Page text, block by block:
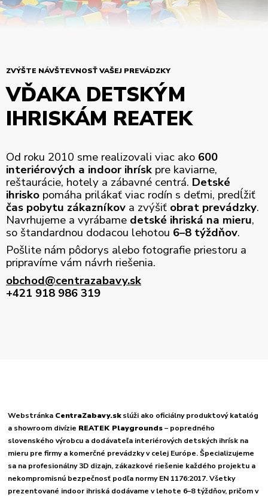
ZVÝŠTE NÁVŠTEVNOSŤ VAŠEJ PREVÁDZKY
VĎAKA DETSKÝM
IHRISKÁM REATEK
Od roku 2010 sme realizovali viac ako 600
interiérových a indoor ihrísk pre kaviarne,
reštaurácie, hotely a zábavné centrá. Detské
ihrisko pomáha prilákať viac rodín s deťmi, predĺžiť
čas pobytu zákazníkov a zvýšiť obrat prevádzky.
Navrhujeme a vyrábame detské ihriská na mieru,
so štandardnou dodacou lehotou 6–8 týždňov.
Pošlite nám pôdorys alebo fotografie priestoru a
pripravíme vám návrh riešenia.
obchod@centrazabavy.sk
+421 918 986 319
Webstránka CentraZabavy.skslúži ako oficiálny produktový katalóg
a showroom divízie REATEK Playgrounds– popredného
slovenského výrobcu a dodávateľa interiérových detských ihrísk na
mieru pre firmy a komerčné prevádzky v celej Európe. Špecializujeme
sa na profesionálny 3D dizajn, zákazkové riešenie každého projektu a
nekompromisnú bezpečnosť podľa normy EN 1176:2017. Všetky
prezentované indoor ihriská dodávame v lehote 6–8 týždňov, pričom v